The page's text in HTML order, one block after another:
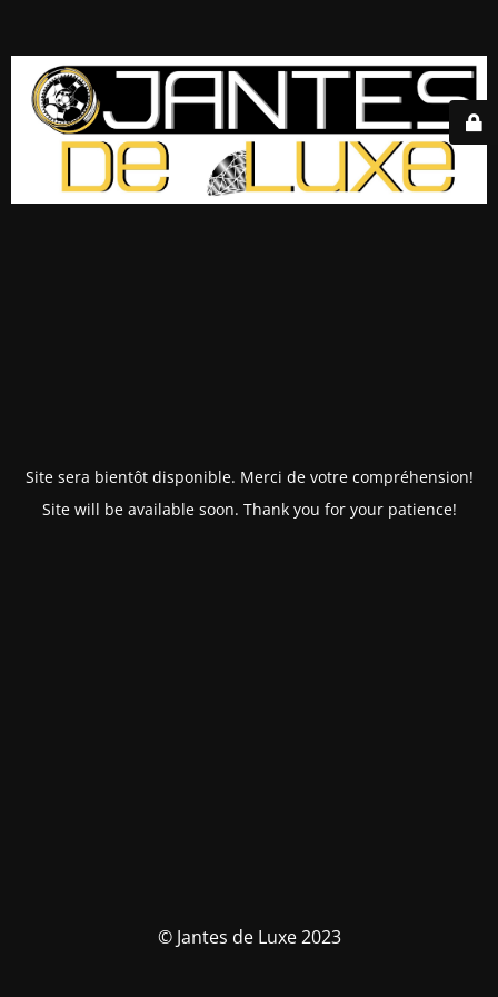
Site sera bientôt disponible. Merci de votre compréhension!
Site will be available soon. Thank you for your patience!
© Jantes de Luxe 2023